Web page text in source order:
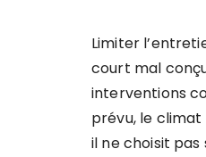
Limiter
court mal
interventions
prévu, le
il ne choisit